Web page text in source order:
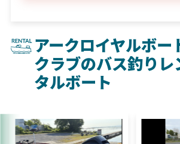
アークロイヤルボー
クラブのバス釣りレ
タルボート